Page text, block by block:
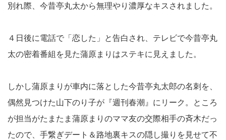
別れ際、今昔亭丸太から無理やり濃厚なキスされました。
４日後に電話で「恋した」と告白され、テレビで今昔亭丸
太の密着番組を見た蒲原まりはステキに見えました。
しかし蒲原まりが車内に落とした今昔亭丸太郎の名刺を、
偶然見つけた山下のり子が『週刊春潮』にリーク。ところ
が担当がたまたま蒲原まりのママ友の交際相手の斉木だっ
たので、手繋ぎデート＆路地裏キスの隠し撮りを見せて不